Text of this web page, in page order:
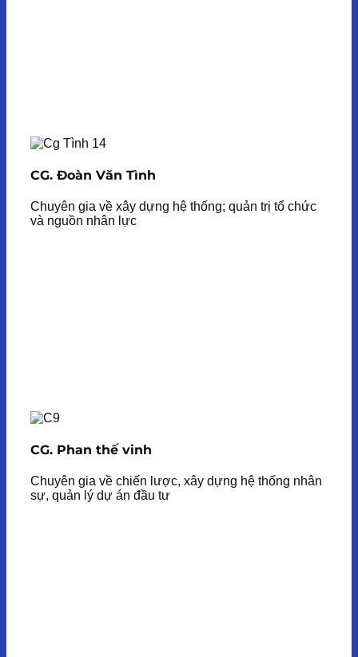
CG. Đoàn Văn Tình
Chuyên gia về xây dựng hệ thống; quản trị tổ chức
và nguồn nhân lực
CG. Phan thế vinh
Chuyên gia về chiến lược, xây dựng hệ thống nhân
sự, quản lý dự án đầu tư